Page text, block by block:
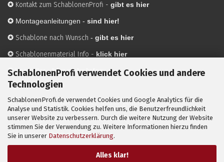
SchablonenProfi verwendet Cookies und andere
Technologien
SchablonenProfi.de verwendet Cookies und Google Analytics für die
Analyse und Statistik. Cookies helfen uns, die Benutzerfreundlichkeit
unserer Website zu verbessern. Durch die weitere Nutzung der Website
stimmen Sie der Verwendung zu. Weitere Informationen hierzu finden
Sie in unserer Datenschutzerklärung.
Alles klar!
✪ Kontakt zum SchablonenProfi - gibt es hier
✪ Montageanleitungen - sind hier!
✪ Schablone nach Wunsch - gibt es hier
✪ Schablonenmaterial Info - klick hier
✪Hersteller-hier mehr Infos
Mit ✪ gekennzeichnete Bilder sind KI-generierte
Anwendungsbeispiele zur Visualisierung der Motive.
© SchablonenProfi.de2026